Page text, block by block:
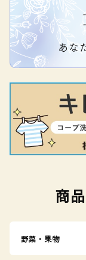
商
野菜・果物